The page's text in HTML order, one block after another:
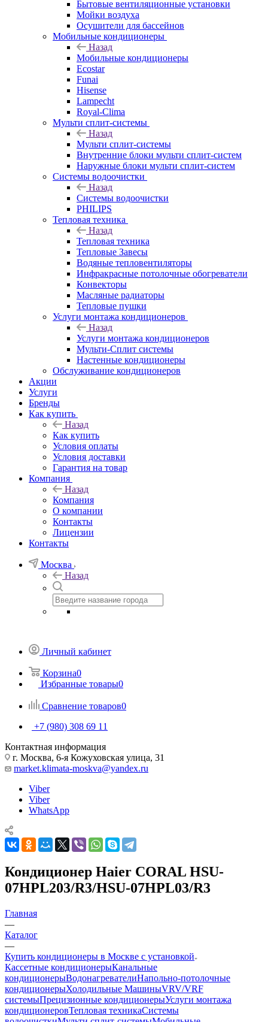
Бытовые вентиляционные установки
Мойки воздуха
Осушители для бассейнов
Мобильные кондиционеры
Назад
Мобильные кондиционеры
Ecostar
Funai
Hisense
Lampecht
Royal-Clima
Мульти сплит-системы
Назад
Мульти сплит-системы
Внутренние блоки мульти сплит-систем
Наружные блоки мульти сплит-систем
Системы водоочистки
Назад
Системы водоочистки
PHILIPS
Тепловая техника
Назад
Тепловая техника
Тепловые Завесы
Водяные тепловентиляторы
Инфракрасные потолочные обогреватели
Конвекторы
Масляные радиаторы
Тепловые пушки
Услуги монтажа кондиционеров
Назад
Услуги монтажа кондиционеров
Мульти-Сплит системы
Настенные кондиционеры
Обслуживание кондиционеров
Акции
Услуги
Бренды
Как купить
Назад
Как купить
Условия оплаты
Условия доставки
Гарантия на товар
Компания
Назад
Компания
О компании
Контакты
Лицензии
Контакты
Москва
Назад
Личный кабинет
Корзина0
Избранные товары0
Сравнение товаров0
+7 (980) 308 69 11
Контактная информация
г. Москва, 6-я Кожуховская улица, 31
market.klimata-moskva@yandex.ru
Viber
Viber
WhatsApp
Кондиционер Haier CORAL HSU-
07HPL203/R3/HSU-07HPL03/R3
Главная
—
Каталог
—
Купить кондиционеры в Москве с установкой
Кассетные кондиционерыКанальные
кондиционерыВодонагревателиНапольно-потолочные
кондиционерыХолодильные МашиныVRV/VRF
системыПрецизионные кондиционерыУслуги монтажа
кондиционеровТепловая техникаСистемы